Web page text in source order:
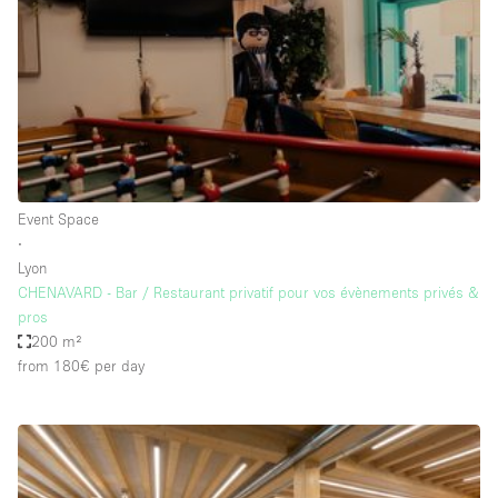
Conference Room
Container
Creative Space
Event Space
Fair / Festival
Hall
Meeting Space
Other
Photo / Filming Studio
Event Space
∙
Lyon
CHENAVARD - Bar / Restaurant privatif pour vos évènements privés &
pros
200 m²
from 180€ per day